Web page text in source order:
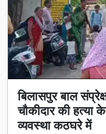
बिलासपुर बाल
चौकीदार की हत्या
व्यवस्था कठघरे में